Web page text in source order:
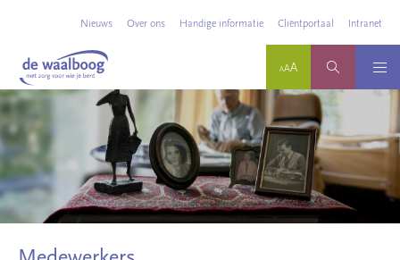
Nieuws Over ons Handige informatie Cliëntportaal Intranet